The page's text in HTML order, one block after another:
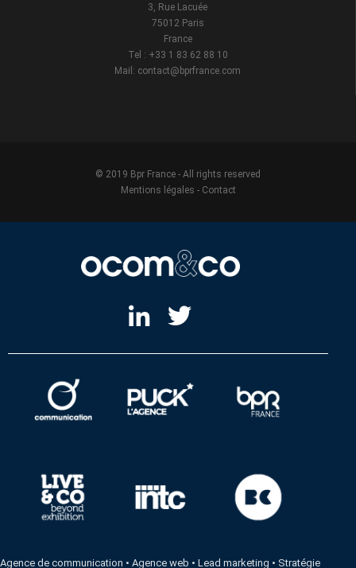
3, Rue Lacuée
75012 Paris
France
Tel : +33 1 83 62 88 10
Mail: contact@bprfrance.com
© 2019 Bpr France - All rights reserved
Mentions légales - Contact
Agence de communication •Agence web •Lead marketing • Stratégie